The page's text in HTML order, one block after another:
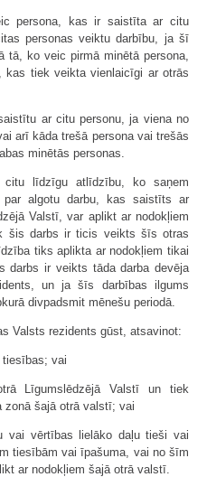
persona, kas ir saistīta ar citu
personas veiktu darbību, ja šī
tā, ko veic pirmā minētā persona,
kas tiek veikta vienlaicīgi ar otrās
ar citu personu, ja viena no
arī kāda trešā persona vai trešās
minētās personas.
līdzīgu atlīdzību, ko saņem
par algotu darbu, kas saistīts ar
Valstī, var aplikt ar nodokļiem
šis darbs ir ticis veikts šīs otras
tiks aplikta ar nodokļiem tikai
darbs ir veikts tāda darba devēja
un ja šīs darbības ilgums
divpadsmit mēnešu periodā.
Valsts rezidents gūst, atsavinot:
vai
Līgumslēdzējā Valstī un tiek
zonā šajā otrā valstī; vai
vai vērtības lielāko daļu tieši vai
tiesībām vai īpašuma, vai no šīm
ar nodokļiem šajā otrā valstī.